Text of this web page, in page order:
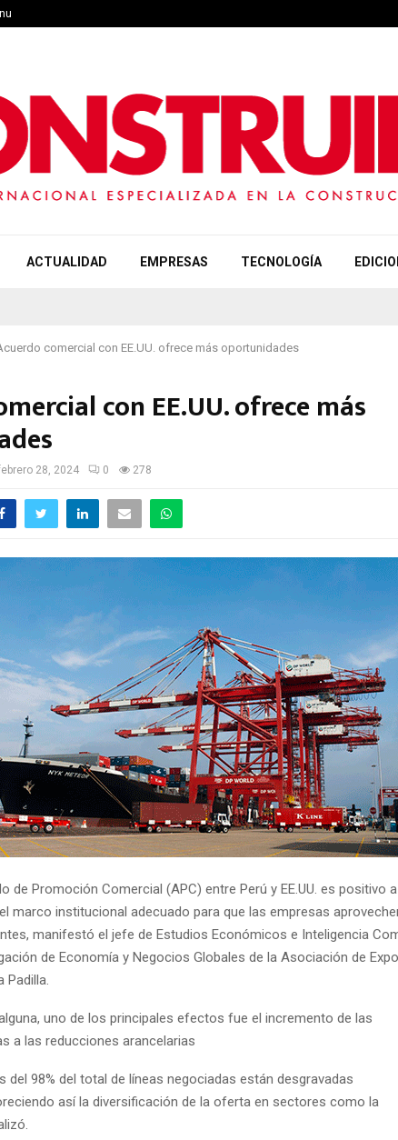
ACTUALIDAD EMPRESAS TECNOLOGÍA
comercial con EE.UU. ofrece más oportunidades
con EE.UU. ofrece más
28, 2024 0 278
de Promoción Comercial (APC) entre Perú y EE.UU. es positivo
marco institucional adecuado para que las empresas
manifestó el jefe de Estudios Económicos e Inteligencia
de Economía y Negocios Globales de la Asociación de
Padilla.
uno de los principales efectos fue el incremento de las
a las reducciones arancelarias
del 98% del total de líneas negociadas están desgravadas
así la diversificación de la oferta en sectores como la